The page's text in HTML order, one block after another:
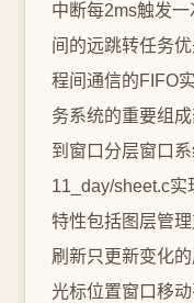
中断每2ms触发
间的远跳转任务
程间通信的FIFO
务系统的重要组
到窗口分层窗口
11_day/sheet.c
特性包括图层管
刷新只更新变化
光标位置窗口移